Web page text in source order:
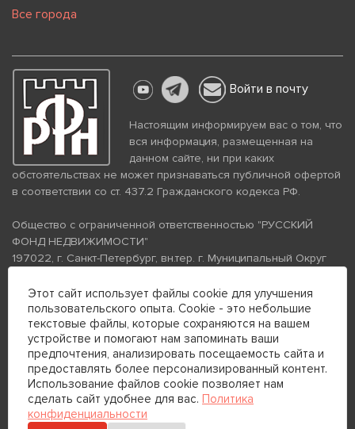
Все города
Войти в почту
Настоящим информируем вас о том, что
вся информация, размещенная на
данном сайте, ни при каких
обстоятельствах не может признаваться публичной офертой
в соответствии со ст. 437.2 Гражданского кодекса РФ.
Общество с ограниченной ответственностью "РУССКИЙ
ФОНД НЕДВИЖИМОСТИ"
197022, г. Санкт-Петербург, вн.тер. г. Муниципальный Округ
помещение 26Н, комната 103
ИНН 7813672570 КПП 781301001 ОГРН 1237800058870
Политика конфиденциальности
Политика обработки
персональных данных
Телефон для связи:
+7 (812) 200-99-98
+7 (812) 200-88-89
Этот сайт использует файлы cookie для улучшения
пользовательского опыта. Cookie - это небольшие
текстовые файлы, которые сохраняются на вашем
устройстве и помогают нам запоминать ваши
предпочтения, анализировать посещаемость сайта и
предоставлять более персонализированный контент.
Использование файлов cookie позволяет нам
сделать сайт удобнее для вас. Политика
конфиденциальности